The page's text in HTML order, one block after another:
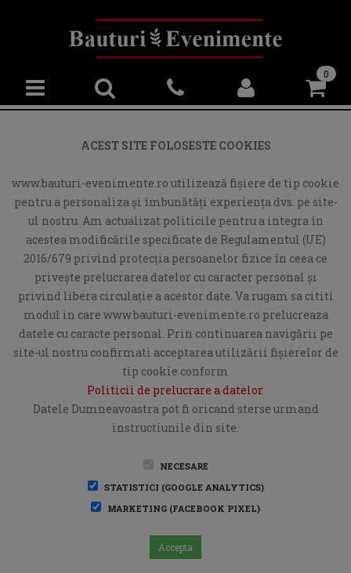
0
ACEST SITE FOLOSESTE COOKIES
www.bauturi-evenimente.ro utilizează fişiere de tip cookie
pentru a personaliza și îmbunătăți experiența dvs. pe site-
ul nostru. Am actualizat politicile pentru a integra în
acestea modificările specificate de Regulamentul (UE)
2016/679 privind protecția persoanelor fizice în ceea ce
privește prelucrarea datelor cu caracter personal și
privind libera circulație a acestor date. Va rugam sa cititi
modul in care www.bauturi-evenimente.ro prelucreaza
datele cu caracte personal. Prin continuarea navigării pe
site-ul nostru confirmati acceptarea utilizării fişierelor de
tip cookie conform
Politicii de prelucrare a datelor.
Datele Dumneavoastra pot fi oricand sterse urmand
instructiunile din site.
NECESARE
STATISTICI (GOOGLE ANALYTICS)
MARKETING (FACEBOOK PIXEL)
Accepta